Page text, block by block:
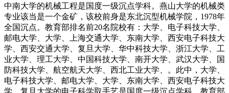
中南大学的机械工程是国度一级沉点学科。燕山大学的机械类
专业该当是一个金矿，该校前身是东北沉型机械学院，1978年
全国沉点。教育部排名前20名院校有：大学、电子科技大学、
邮电大学、大学、上海交通大学、东南大学、西安电子科技大
学、西安交通大学、复旦大学、华中科技大学、浙江大学、工
业大学、理工大学、中国科技大学、南开大学、武汉大学、国
防科技大学、航空航天大学、西北工业大学、。此中，大学、
电子科技大学、邮电大学、大学、东南大学、西安电子科技大
学、复旦大学的电子科学取手艺是国度一级沉点学科。教育部